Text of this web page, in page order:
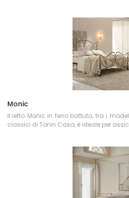
Monic
Il letto Monic in ferro battuto, tra i
classici di Tonin Casa, è ideale per